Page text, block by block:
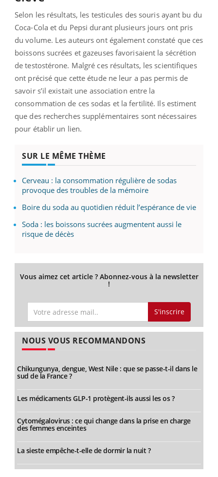
Selon les résultats, les testicules des souris ayant bu du
Coca-Cola et du Pepsi durant plusieurs jours ont pris
du volume. Les auteurs ont également constaté que ces
boissons sucrées et gazeuses favorisaient la sécrétion
de testostérone. Malgré ces résultats, les scientifiques
ont précisé que cette étude ne leur a pas permis de
savoir s’il existait une association entre la
consommation de ces sodas et la fertilité. Ils estiment
que des recherches supplémentaires sont nécessaires
pour établir un lien.
SUR LE MÊME THÈME
Cerveau : la consommation régulière de sodas
provoque des troubles de la mémoire
Boire du soda au quotidien réduit l’espérance de vie
Soda : les boissons sucrées augmentent aussi le
risque de décès
Vous aimez cet article ? Abonnez-vous à la newsletter
!
S'inscrire
NOUS VOUS RECOMMANDONS
Chikungunya, dengue, West Nile : que se passe-t-il dans le
sud de la France ?
Les médicaments GLP-1 protègent-ils aussi les os ?
Cytomégalovirus : ce qui change dans la prise en charge
des femmes enceintes
La sieste empêche-t-elle de dormir la nuit ?